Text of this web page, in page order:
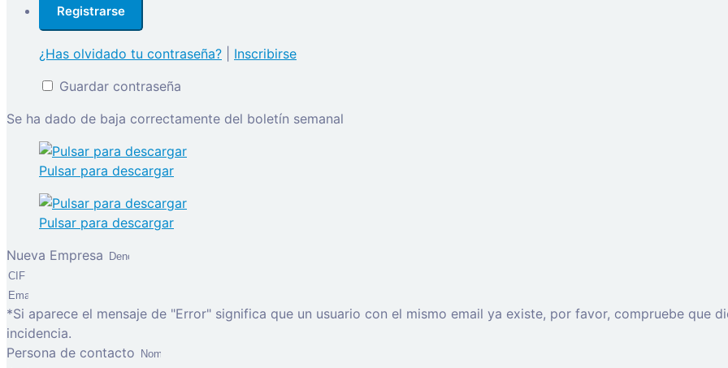
¿Has olvidado tu contraseña?
Inscribirse
Guardar contraseña
Se ha dado de baja correctamente del boletín semanal
Pulsar para descargar
Pulsar para descargar
Nueva Empresa
*Si aparece el mensaje de "Error" significa que un usuario con el mismo email ya existe, por favor, compruebe que
incidencia.
Persona de contacto